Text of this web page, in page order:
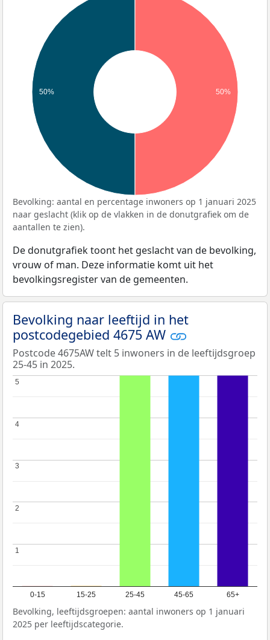
50% 50%
Bevolking: aantal en percentage inwoners op 1 januari 2025
naar geslacht (klik op de vlakken in de donutgrafiek om de
aantallen te zien).
De donutgrafiek toont het geslacht van de bevolking,
vrouw of man. Deze informatie komt uit het
bevolkingsregister van de gemeenten.
Bevolking naar leeftijd in het
postcodegebied 4675 AW
Postcode 4675AW telt 5 inwoners in de leeftijdsgroep
25-45 in 2025.
0-15 15-25 25-45 45-65 65+
1
1
2
2
3
3
4
4
5
5
Bevolking, leeftijdsgroepen: aantal inwoners op 1 januari
2025 per leeftijdscategorie.